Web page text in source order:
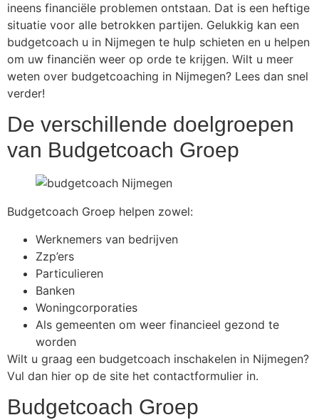
ineens financiële problemen ontstaan. Dat is een heftige
situatie voor alle betrokken partijen. Gelukkig kan een
budgetcoach u in Nijmegen te hulp schieten en u helpen
om uw financiën weer op orde te krijgen. Wilt u meer
weten over budgetcoaching in Nijmegen? Lees dan snel
verder!
De verschillende doelgroepen
van Budgetcoach Groep
Budgetcoach Groep helpen zowel:
Werknemers van bedrijven
Zzp’ers
Particulieren
Banken
Woningcorporaties
Als gemeenten om weer financieel gezond te
worden
Wilt u graag een budgetcoach inschakelen in Nijmegen?
Vul dan hier op de site het contactformulier in.
Budgetcoach Groep